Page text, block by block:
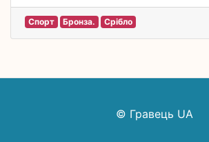
Спорт Бронза. Срібло
© Гравець UA